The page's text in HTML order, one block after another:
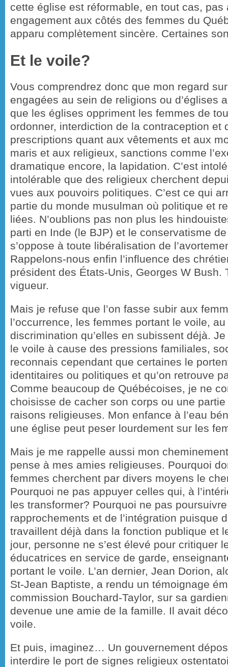
cette église est réformable, en tout cas,
engagement aux côtés des femmes du
apparu complètement sincère. Certaines
Et le voile?
Vous comprendrez donc que mon regard
engagées au sein de religions ou d’églises
que les églises oppriment les femmes de
ordonner, interdiction de la contraception et
prescriptions quant aux vêtements et aux
maris et aux religieux, sanctions comme
dramatique encore, la lapidation. C’est
intolérable que des religieux cherchent
vues aux pouvoirs politiques. C’est ce qui
partie du monde musulman où politique et
liées. N’oublions pas non plus les
parti en Inde (le BJP) et le conservatisme
s’oppose à toute libéralisation de
Rappelons-nous enfin l’influence des
président des États-Unis, Georges W Bush.
vigueur.
Mais je refuse que l’on fasse subir aux
l’occurrence, les femmes portant le voile,
discrimination qu’elles en subissent déjà.
le voile à cause des pressions familiales,
reconnais cependant que certaines le
identitaires ou politiques et qu’on retrouve
Comme beaucoup de Québécoises, je ne
choisisse de cacher son corps ou une
raisons religieuses. Mon enfance à l’eau
une église peut peser lourdement sur les
Mais je me rappelle aussi mon
pense à mes amies religieuses. Pourquoi
femmes cherchent par divers moyens le
Pourquoi ne pas appuyer celles qui, à
les transformer? Pourquoi ne pas
rapprochements et de l’intégration puisque
travaillent déjà dans la fonction publique et
jour, personne ne s’est élevé pour critiquer
éducatrices en service de garde,
portant le voile. L’an dernier, Jean Dorion,
St-Jean Baptiste, a rendu un témoignage
commission Bouchard-Taylor, sur sa
devenue une amie de la famille. Il avait
voile.
Et puis, imaginez… Un gouvernement
interdire le port de signes religieux